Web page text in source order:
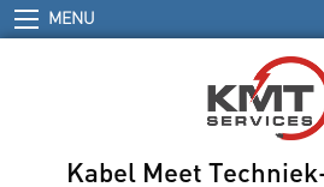
MENU
Kabel Meet